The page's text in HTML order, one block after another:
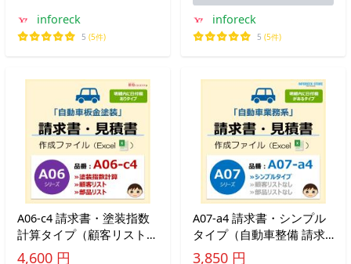
inforeck
5 (5件)
inforeck
5 (5件)
A06-c4 請求書・塗装指数
計算タイプ（顧客リスト）
自動車板金塗装 Excelファ
4,600 円
A07‐a4 請求書・シンプル
タイプ（自動車整備 請求
書 見積書 納品書 領収書
3,850 円